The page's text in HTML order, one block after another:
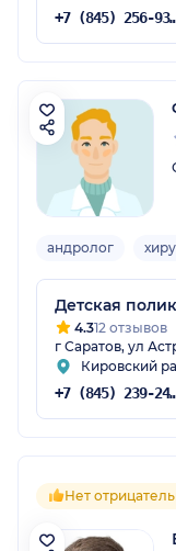
+7 (845)
андролог
Детская
4.312 отзывов
г Саратов, ул
Кировский
+7 (845)
Нет